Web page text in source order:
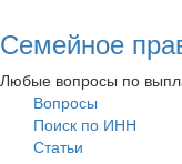
Семейное
Любые вопросы по
Вопросы
Поиск по ИНН
Статьи